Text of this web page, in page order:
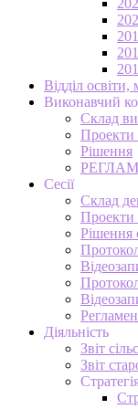
Відділ освіти,
Виконавчий
Склад
Проекти
Рішення
Сесії
Склад
Проекти
Рішення
Діяльність
Звіт
Звіт